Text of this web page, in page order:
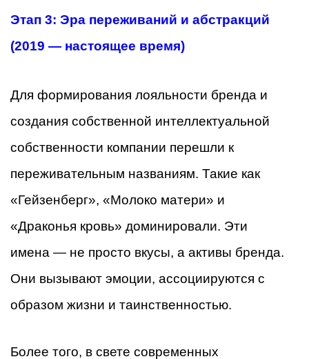
Этап 3: Эра переживаний и абстракций
(2019 — настоящее время)
Для формирования лояльности бренда и
создания собственной интеллектуальной
собственности компании перешли к
переживательным названиям. Такие как
«Гейзенберг», «Молоко матери» и
«Драконья кровь» доминировали. Эти
имена — не просто вкусы, а активы бренда.
Они вызывают эмоции, ассоциируются с
образом жизни и таинственностью.
Более того, в свете современных